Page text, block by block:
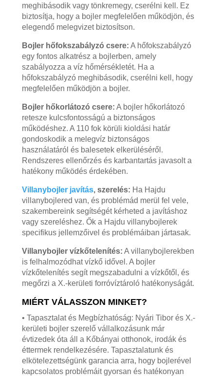
meghibásodik vagy tönkremegy, cserélni kell. Ez
biztosítja, hogy a bojler megfelelően működjön, és
elegendő melegvizet biztosítson.
Bojler hőfokszabályzó csere: A hőfokszabályzó
egy fontos alkatrész a bojlerben, amely
szabályozza a víz hőmérsékletét. Ha a
hőfokszabályzó meghibásodik, cserélni kell, hogy
megfelelően működjön a bojler.
Bojler hőkorlátozó csere: A bojler hőkorlátozó
retesze kulcsfontosságú a biztonságos
működéshez. A 110 fok körüli kioldási határ
gondoskodik a melegvíz biztonságos
használatáról és balesetek elkerüléséről.
Rendszeres ellenőrzés és karbantartás javasolt a
hatékony működés érdekében.
Villanybojler javítás, szerelés: Ha Hajdu
villanybojlered van, és problémád merül fel vele,
szakembereink segítségét kérheted a javításhoz
vagy szereléshez. Ők a Hajdu villanybojlerek
specifikus jellemzőivel és problémáiban jártasak.
Villanybojler vízkőtelenítés: A villanybojlerekben
is felhalmozódhat vízkő idővel. A bojler
vízkőtelenítés segít megszabadulni a vízkőtől, és
megőrzi a X.-kerületi forróvíztároló hatékonyságát.
MIÉRT VÁLASSZON MINKET?
• Tapasztalat és Megbízhatóság: Nyári Tibor és X.-
kerületi bojler szerelő vállalkozásunk már
évtizedek óta áll a Kőbányai otthonok, irodák és
éttermek rendelkezésére. Tapasztalatunk és
elkötelezettségünk garancia arra, hogy bojlerével
kapcsolatos problémáit gyorsan és hatékonyan